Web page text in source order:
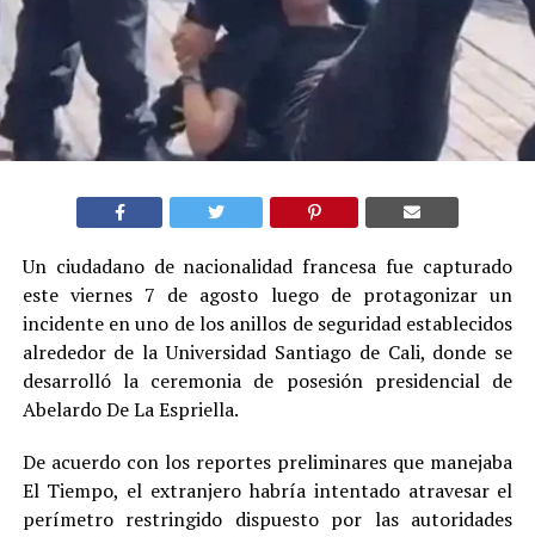
Un ciudadano de nacionalidad francesa fue capturado
este viernes 7 de agosto luego de protagonizar un
incidente en uno de los anillos de seguridad establecidos
alrededor de la Universidad Santiago de Cali, donde se
desarrolló la ceremonia de posesión presidencial de
Abelardo De La Espriella.
De acuerdo con los reportes preliminares que manejaba
El Tiempo, el extranjero habría intentado atravesar el
perímetro restringido dispuesto por las autoridades